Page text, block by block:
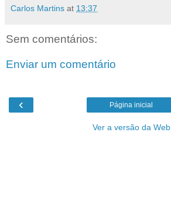
Carlos Martins at 13:37
Sem comentários:
Enviar um comentário
‹ Página inicial
Ver a versão da Web